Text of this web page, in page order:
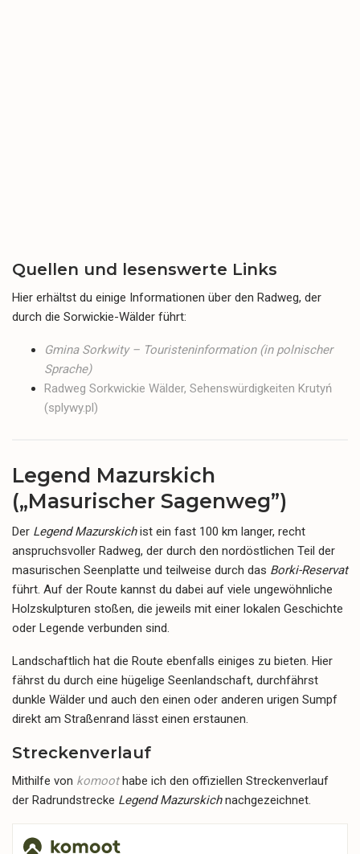
Quellen und lesenswerte Links
Hier erhältst du einige Informationen über den Radweg, der
durch die Sorwickie-Wälder führt:
Gmina Sorkwity – Touristeninformation (in polnischer
Sprache)
Radweg Sorkwickie Wälder, Sehenswürdigkeiten Krutyń
(splywy.pl)
Legend Mazurskich
(„Masurischer Sagenweg”)
Der Legend Mazurskichist ein fast 100 km langer, recht
anspruchsvoller Radweg, der durch den nordöstlichen Teil der
masurischen Seenplatte und teilweise durch das Borki-Reservat
führt. Auf der Route kannst du dabei auf viele ungewöhnliche
Holzskulpturen stoßen, die jeweils mit einer lokalen Geschichte
oder Legende verbunden sind.
Landschaftlich hat die Route ebenfalls einiges zu bieten. Hier
fährst du durch eine hügelige Seenlandschaft, durchfährst
dunkle Wälder und auch den einen oder anderen urigen Sumpf
direkt am Straßenrand lässt einen erstaunen.
Streckenverlauf
Mithilfe von komoothabe ich den offiziellen Streckenverlauf
der Radrundstrecke Legend Mazurskichnachgezeichnet.